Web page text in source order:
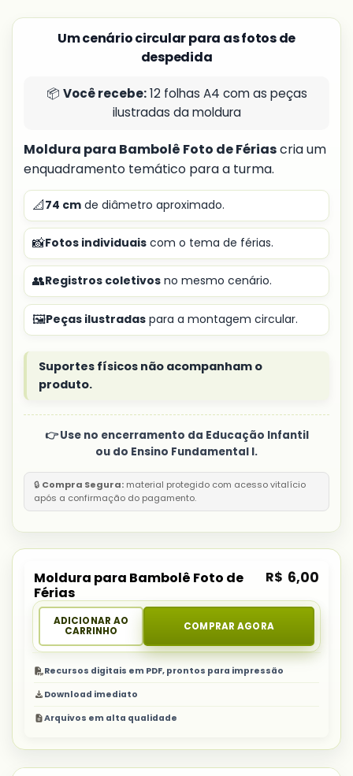
Um cenário circular para as fotos de
despedida
📦 Você recebe:12 folhas A4 com as peças
ilustradas da moldura
Moldura para Bambolê Foto de Fériascria um
enquadramento temático para a turma.
📐74 cm de diâmetro aproximado.
📸Fotos individuais com o tema de férias.
👥Registros coletivos no mesmo cenário.
🖼️Peças ilustradas para a montagem circular.
Suportes físicos não acompanham o
produto.
👉 Use no encerramento da Educação Infantil
ou do Ensino Fundamental I.
🔒 Compra Segura: material protegido com acesso vitalício
após a confirmação do pagamento.
Moldura para Bambolê Foto de
Férias
R$ 6,00
ADICIONAR AO
CARRINHO
COMPRAR AGORA
Recursos digitais em PDF, prontos para impressão
Download imediato
Arquivos em alta qualidade